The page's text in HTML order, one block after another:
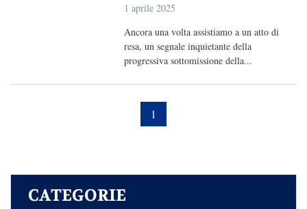
1 aprile 2025
Ancora una volta assistiamo a un atto di
resa, un segnale inquietante della
progressiva sottomissione della...
1
CATEGORIE